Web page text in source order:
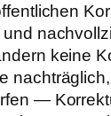
keine
—